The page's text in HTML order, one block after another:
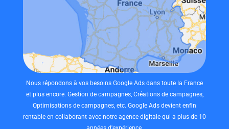
Nous répondons à vos besoins Google Ads dans toute la France
et plus encore. Gestion de campagnes, Créations de campagnes,
Optimisations de campagnes, etc. Google Ads devient enfin
rentable en collaborant avec notre agence digitale qui a plus de 10